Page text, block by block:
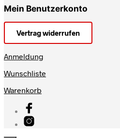
Mein Benutzerkonto
Vertrag widerrufen
Anmeldung
Wunschliste
Warenkorb